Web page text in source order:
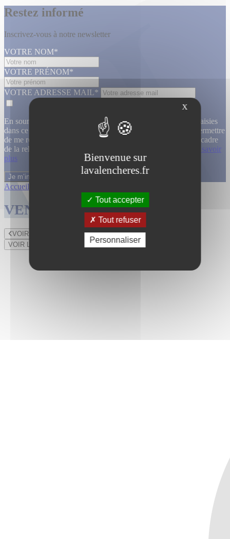
Restez informé
Inscrivez-vous à notre newsletter
VOTRE NOM*
VOTRE PRÉNOM*
VOTRE ADRESSE MAIL*
En soumettant ce formulaire, j’accepte que les informations saisies
dans ce formulaire soient utilisées, exploitées, traitées pour permettre
de me recontacter, pour m’envoyer des informations, dans le cadre
de la relation commerciale qui découle de cette demande.
En savoir
plus
Accueil
VENTES TERMINÉES
VOIR LE LOT PRÉCÉDENT
VOIR LE LOT SUIVANT
X
Bienvenue sur
lavalencheres.fr
Tout accepter
Tout refuser
Personnaliser